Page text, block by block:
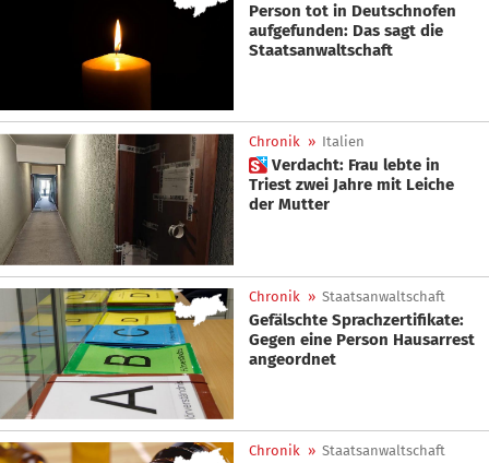
Person tot in Deutschnofen
aufgefunden: Das sagt die
Staatsanwaltschaft
Chronik » Italien
 Verdacht: Frau lebte in
Triest zwei Jahre mit Leiche
der Mutter
Chronik » Staatsanwaltschaft
Gefälschte Sprachzertifikate:
Gegen eine Person Hausarrest
angeordnet
Chronik » Staatsanwaltschaft